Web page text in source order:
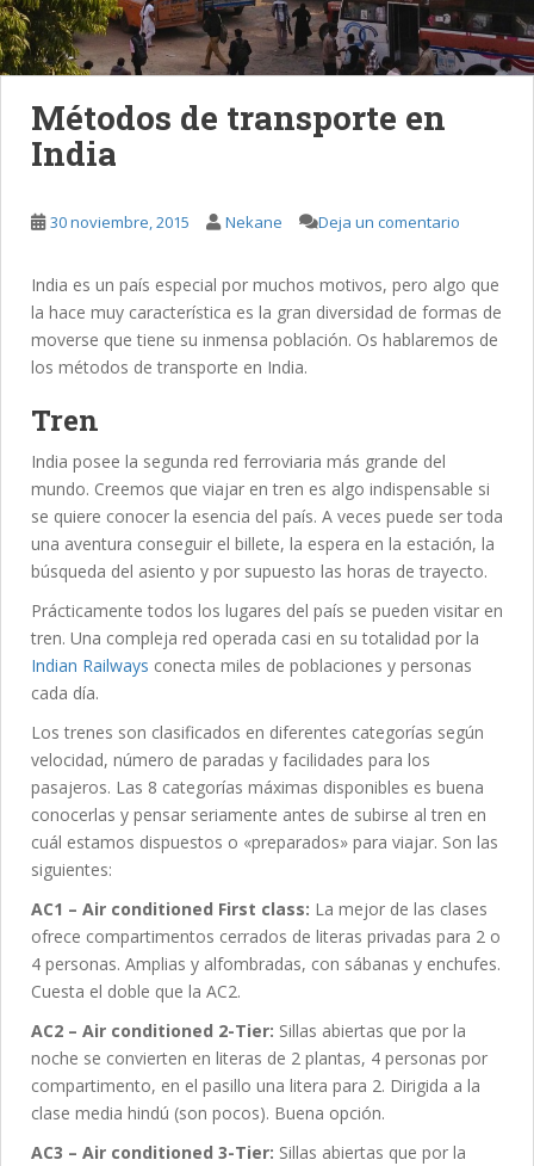
Métodos de transporte en
India
30 noviembre, 2015 Nekane Deja un comentario
India es un país especial por muchos motivos, pero algo que
la hace muy característica es la gran diversidad de formas de
moverse que tiene su inmensa población. Os hablaremos de
los métodos de transporte en India.
Tren
India posee la segunda red ferroviaria más grande del
mundo. Creemos que viajar en tren es algo indispensable si
se quiere conocer la esencia del país. A veces puede ser toda
una aventura conseguir el billete, la espera en la estación, la
búsqueda del asiento y por supuesto las horas de trayecto.
Prácticamente todos los lugares del país se pueden visitar en
tren. Una compleja red operada casi en su totalidad por la
Indian Railways conecta miles de poblaciones y personas
cada día.
Los trenes son clasificados en diferentes categorías según
velocidad, número de paradas y facilidades para los
pasajeros. Las 8 categorías máximas disponibles es buena
conocerlas y pensar seriamente antes de subirse al tren en
cuál estamos dispuestos o «preparados» para viajar. Son las
siguientes:
AC1 – Air conditioned First class: La mejor de las clases
ofrece compartimentos cerrados de literas privadas para 2 o
4 personas. Amplias y alfombradas, con sábanas y enchufes.
Cuesta el doble que la AC2.
AC2 – Air conditioned 2-Tier: Sillas abiertas que por la
noche se convierten en literas de 2 plantas, 4 personas por
compartimento, en el pasillo una litera para 2. Dirigida a la
clase media hindú (son pocos). Buena opción.
AC3 – Air conditioned 3-Tier: Sillas abiertas que por la